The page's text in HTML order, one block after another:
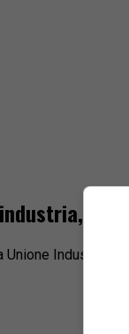
Industriali